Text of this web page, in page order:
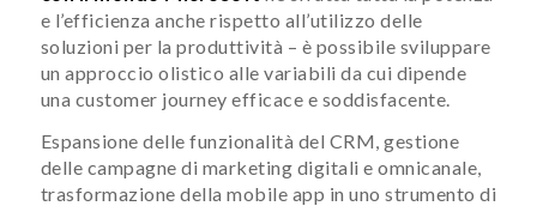
e l’efficienza anche rispetto all’utilizzo delle
soluzioni per la produttività – è possibile sviluppare
un approccio olistico alle variabili da cui dipende
una customer journey efficace e soddisfacente.
Espansione delle funzionalità del CRM, gestione
delle campagne di marketing digitali e omnicanale,
trasformazione della mobile app in uno strumento di